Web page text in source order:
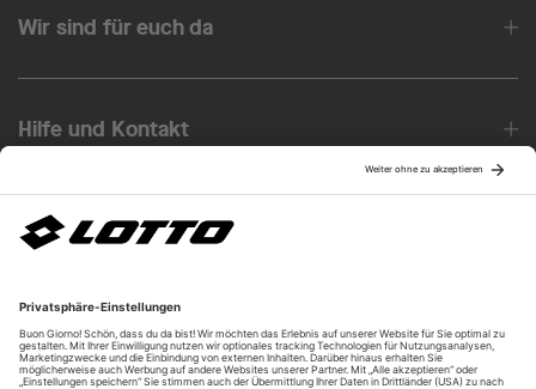
Wir sind für euch da
Hilfe und Kontakt
Über uns
Unsere Vorteile